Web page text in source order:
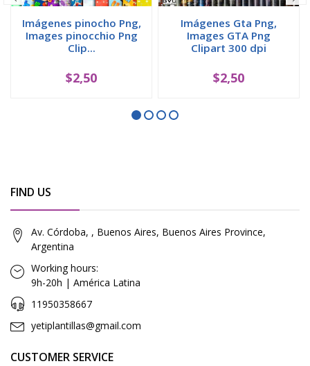
Imágenes pinocho Png,
Images pinocchio Png
Clip...
$2,50
Imágenes Gta Png,
Images GTA Png
Clipart 300 dpi
$2,50
FIND US
Av. Córdoba, , Buenos Aires, Buenos Aires Province,
Argentina
Working hours:
9h-20h | América Latina
11950358667
yetiplantillas@gmail.com
CUSTOMER SERVICE